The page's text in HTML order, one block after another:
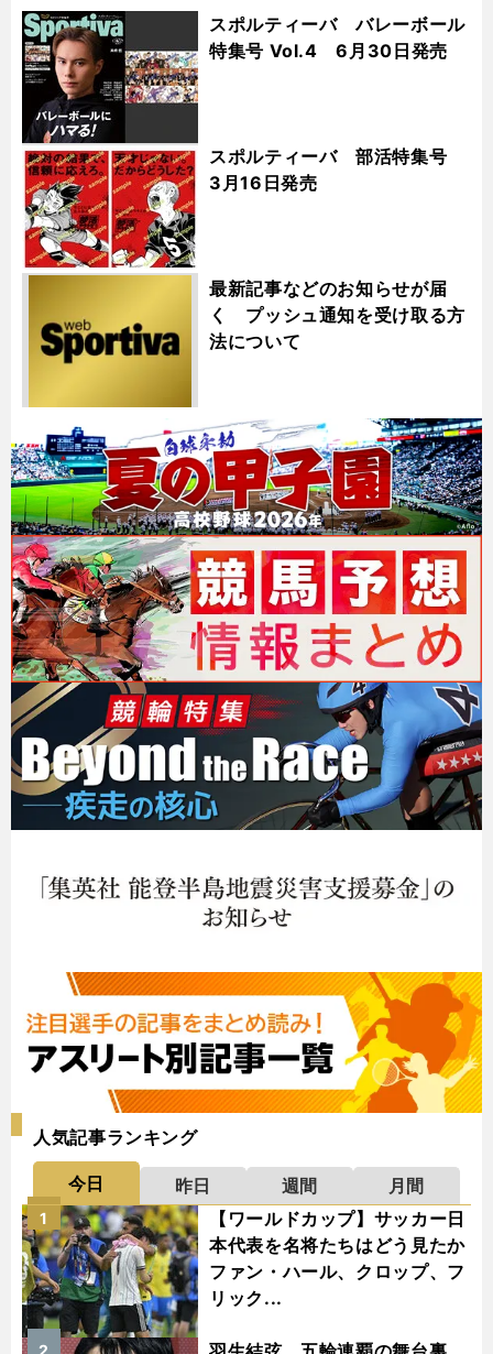
スポルティーバ バレーボール
特集号 Vol.4 6月30日発売
スポルティーバ 部活特集号
3月16日発売
最新記事などのお知らせが届
く プッシュ通知を受け取る方
法について
人気記事ランキング
今日 昨日 週間
月間
【ワールドカップ】サッカー日
本代表を名将たちはどう見たか
ファン・ハール、クロップ、フ
リック...
1
2